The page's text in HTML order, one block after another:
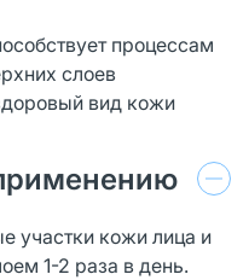
процессам
слоев
вид кожи
участки кожи лица и
1-2 раза в день.